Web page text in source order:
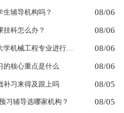
生辅导机构吗？ 08/06
挂科怎么办？ 08/06
哪家机构可以对英迪国际大学机械工程专业进行留学生挂科辅导？ 08/06
的核心重点是什么 08/06
补习来得及跟上吗 08/05
习辅导选哪家机构？ 08/05